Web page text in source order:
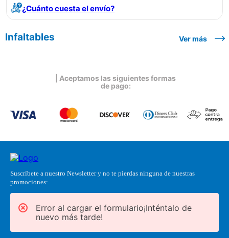
¿Cuánto cuesta el envío?
Infaltables Ver más
| Aceptamos las siguientes formas
de pago:
Suscríbete a nuestro Newsletter y no te pierdas ninguna de nuestras
promociones:
Error al cargar el formulario¡Inténtalo de
nuevo más tarde!